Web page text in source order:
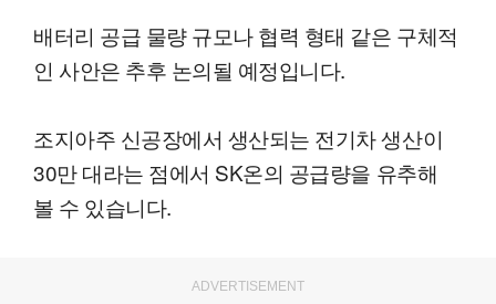
배터리 공급 물량 규모나 협력 형태 같은 구체적
인 사안은 추후 논의될 예정입니다.
조지아주 신공장에서 생산되는 전기차 생산이
30만 대라는 점에서 SK온의 공급량을 유추해
볼 수 있습니다.
ADVERTISEMENT